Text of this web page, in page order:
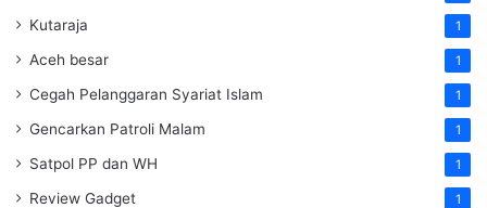
Kutaraja 1
Aceh besar 1
Cegah Pelanggaran Syariat Islam 1
Gencarkan Patroli Malam 1
Satpol PP dan WH 1
Review Gadget 1